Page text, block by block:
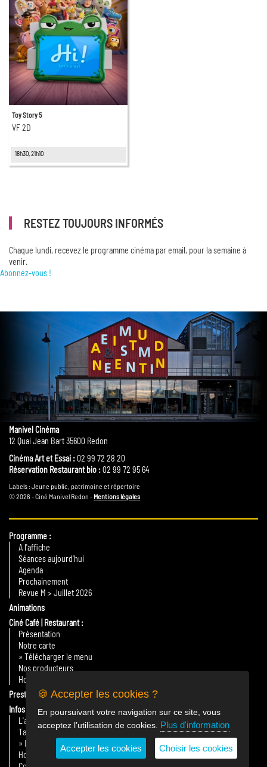
Toy Story 5
VF 2D
18h30, 21h10
RESTEZ TOUJOURS INFORMÉS
Chaque lundi, recevez le programme cinéma par email, pour la semaine à
venir.
Abonnez-vous !
Manivel Cinéma
12 Quai Jean Bart 35600 Redon
Cinéma Art et Essai :02 99 72 28 20
Réservation Restaurant bio :02 99 72 95 64
Labels : Jeune public, patrimoine et répertoire
© 2026 - Ciné Manivel Redon - Mentions légales
Programme
A l'affiche
Séances aujourd'hui
Agenda
Prochainement
Revue M > Juillet 2026
Animations
Ciné Café | Restaurant
Présentation
Notre carte
» Télécharger le menu
Nos producteurs
Horaires
Prestations
Infos Pratiques
L'association
Tarifs
» Billetterie en ligne
Horaires & plan d'accès
🍪 Accepter les cookies ?
En poursuivant votre navigation sur ce site, vous
acceptez l’utilisation de cookies. Plus d'information
Accepter les cookies Choisir les cookies